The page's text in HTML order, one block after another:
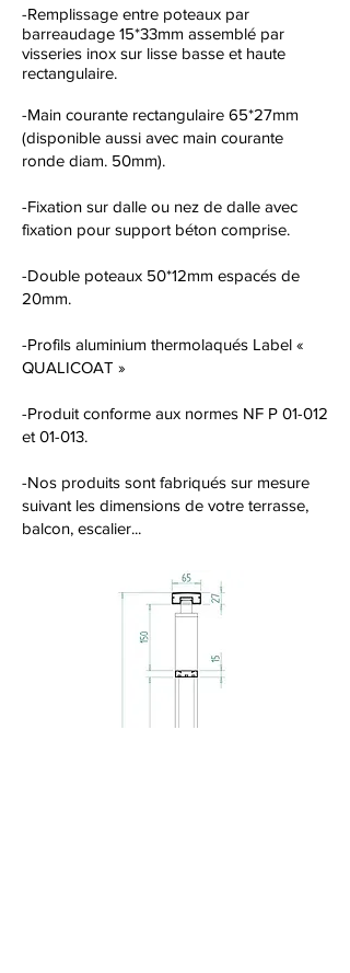
-Remplissage entre poteaux par
barreaudage 15*33mm assemblé par
visseries inox sur lisse basse et haute
rectangulaire.
-Main courante rectangulaire 65*27mm
(disponible aussi avec main courante
ronde diam. 50mm).
-Fixation sur dalle ou nez de dalle avec
fixation pour support béton comprise.
-Double poteaux 50*12mm espacés de
20mm.
-Profils aluminium thermolaqués Label «
QUALICOAT »
-Produit conforme aux normes NF P 01-012
et 01-013.
-Nos produits sont fabriqués sur mesure
suivant les dimensions de votre terrasse,
balcon, escalier...